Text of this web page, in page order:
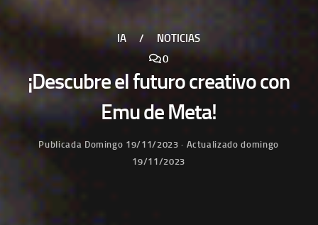
IA /
NOTICIAS
0
¡Descubre el futuro creativo con
Emu de Meta!
Publicada Domingo 19/11/2023 · Actualizadodomingo
19/11/2023